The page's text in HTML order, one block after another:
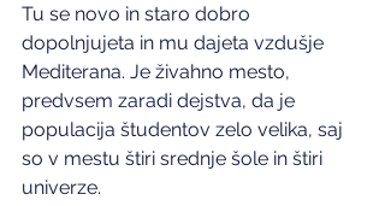
Tu se novo in staro dobro
dopolnjujeta in mu dajeta vzdušje
Mediterana. Je živahno mesto,
predvsem zaradi dejstva, da je
populacija študentov zelo velika, saj
so v mestu štiri srednje šole in štiri
univerze.